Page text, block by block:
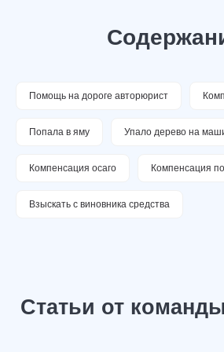
Помощь на дороге авторюрист
Попала в яму Упало дерево на
Компенсация осаго Компенсация
Взыскать с виновника средства